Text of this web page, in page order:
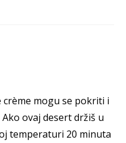
mogu se pokriti i
ovaj desert držiš u
temperaturi 20 minuta